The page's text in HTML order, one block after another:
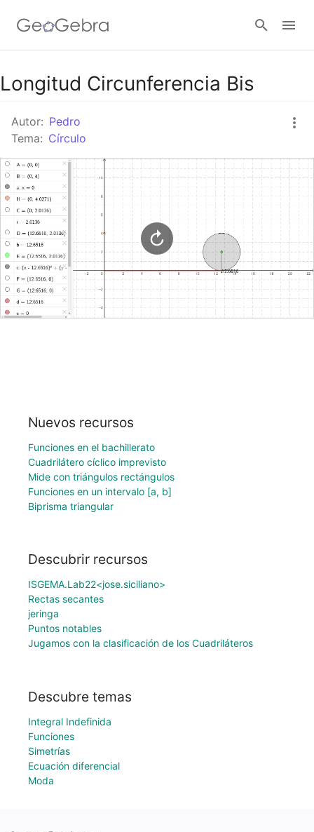
Google Classroom
GeoGebra Classroom
Abrir sesión
Longitud Circunferencia Bis
Autor: Pedro
Tema: Círculo
Nuevos recursos
Funciones en el bachillerato
Cuadrilátero cíclico imprevisto
Mide con triángulos rectángulos
Funciones en un intervalo [a, b]
Biprisma triangular
Descubrir recursos
ISGEMA.Lab22<jose.siciliano>
Rectas secantes
jeringa
Puntos notables
Jugamos con la clasificación de los Cuadriláteros
Descubre temas
Integral Indefinida
Funciones
Simetrías
Ecuación diferencial
Moda